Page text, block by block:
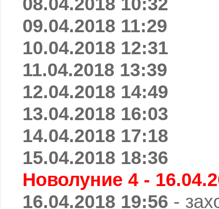
09.04.2018 11:29
10.04.2018 12:31
11.04.2018 13:39
12.04.2018 14:49
13.04.2018 16:03
14.04.2018 17:18
15.04.2018 18:36
Новолуние 4 -
16.04.2018 19:56 -